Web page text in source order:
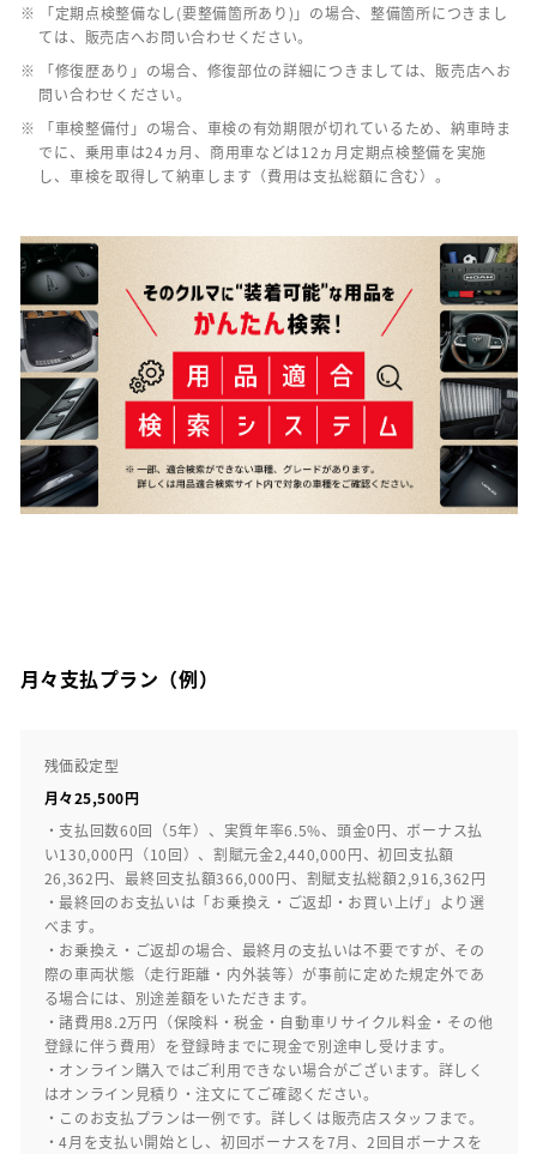
※ 「定期点検整備なし(要整備箇所あり)」の場合、整備箇所につきまし
ては、販売店へお問い合わせください。
※ 「修復歴あり」の場合、修復部位の詳細につきましては、販売店へお
問い合わせください。
※ 「車検整備付」の場合、車検の有効期限が切れているため、納車時ま
でに、乗用車は24ヵ月、商用車などは12ヵ月定期点検整備を実施
し、車検を取得して納車します（費用は支払総額に含む）。
月々支払プラン（例）
残価設定型
月々25,500円
・支払回数60回（5年）、実質年率6.5%、頭金0円、ボーナス払
い130,000円（10回）、割賦元金2,440,000円、初回支払額
26,362円、最終回支払額366,000円、割賦支払総額2,916,362円
・最終回のお支払いは「お乗換え・ご返却・お買い上げ」より選
べます。
・お乗換え・ご返却の場合、最終月の支払いは不要ですが、その
際の車両状態（走行距離・内外装等）が事前に定めた規定外であ
る場合には、別途差額をいただきます。
・諸費用8.2万円（保険料・税金・自動車リサイクル料金・その他
登録に伴う費用）を登録時までに現金で別途申し受けます。
・オンライン購入ではご利用できない場合がございます。詳しく
はオンライン見積り・注文にてご確認ください。
・このお支払プランは一例です。詳しくは販売店スタッフまで。
・4月を支払い開始とし、初回ボーナスを7月、2回目ボーナスを